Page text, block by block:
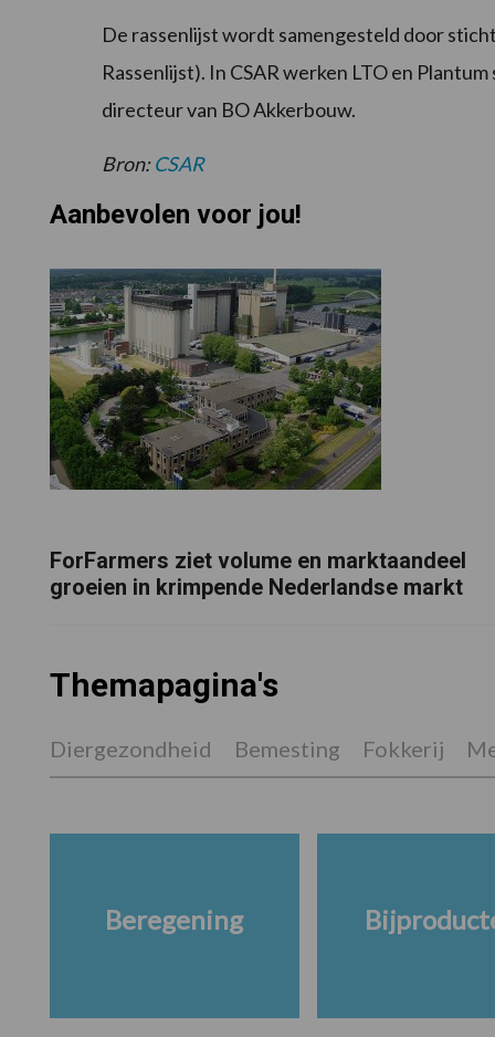
De rassenlijst wordt samengesteld door
Rassenlijst). In CSAR werken LTO en
directeur van BO Akkerbouw.
Bron:CSAR
Aanbevolen voor jou!
ForFarmers ziet volume en marktaandeel
groeien in krimpende Nederlandse markt
Themapagina's
Diergezondheid Bemesting Fokkerij
Beregening